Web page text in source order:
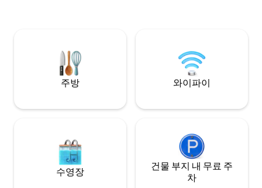
24시간 경비원이 있습니다.
에 이상적입니다. 공원, 음식점 근처, 도시
축구 대회 경기장
주방 와이파이
수영장
건물 부지 내 무료 주
차